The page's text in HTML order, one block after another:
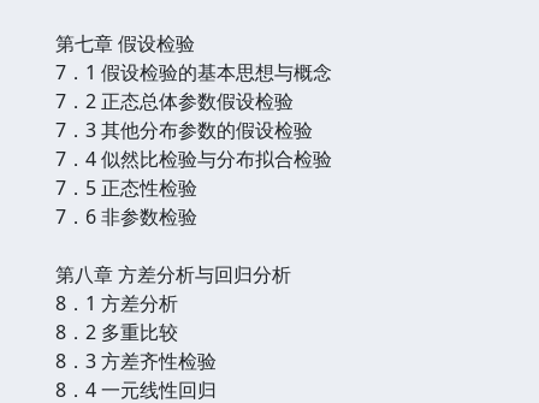
第七章 假设检验
7．1 假设检验的基本思想与概念
7．2 正态总体参数假设检验
7．3 其他分布参数的假设检验
7．4 似然比检验与分布拟合检验
7．5 正态性检验
7．6 非参数检验
第八章 方差分析与回归分析
8．1 方差分析
8．2 多重比较
8．3 方差齐性检验
8．4 一元线性回归